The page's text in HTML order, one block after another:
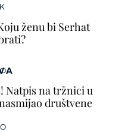
Natpis na tržnici u
društvene
ženu bi Serhat